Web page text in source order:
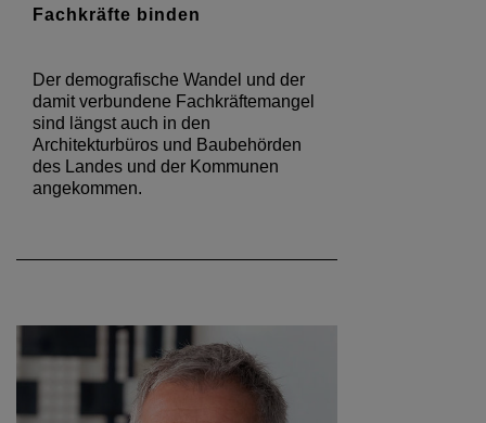
Fachkräfte binden
Der demografische Wandel und der
damit verbundene Fachkräftemangel
sind längst auch in den
Architekturbüros und Baubehörden
des Landes und der Kommunen
angekommen.